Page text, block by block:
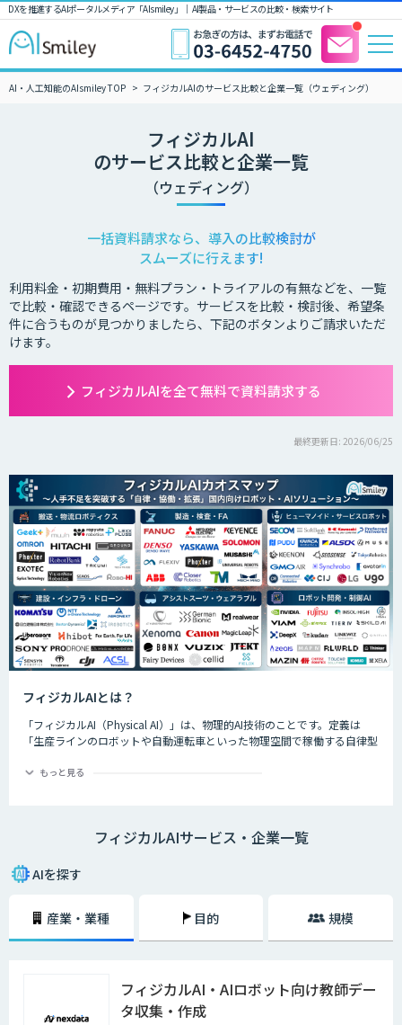
DXを推進するAIポータルメディア「AIsmiley」｜ AI製品・サービスの比較・検索サイト
AI・人工知能のAIsmiley TOP フィジカルAIのサービス比較と企業一覧（ウェディング）
フィジカルAI
のサービス比較と企業一覧
（ウェディング）
一括資料請求なら、導入の比較検討が
スムーズに行えます!
利用料金・初期費用・無料プラン・トライアルの有無などを、一覧
で比較・確認できるページです。サービスを比較・検討後、希望条
件に合うものが見つかりましたら、下記のボタンよりご請求いただ
けます。
フィジカルAIを全て無料で資料請求する
最終更新日: 2026/06/25
フィジカルAIとは？
「フィジカルAI（Physical AI）」は、物理的AI技術のことです。定義は
「生産ラインのロボットや自動運転車といった物理空間で稼働する自律型
術」です。
もっと見る
フィジカルAIサービス・企業一覧
AIを探す
産業・業種 目的 規模
フィジカルAI・AIロボット向け教師デー
タ収集・作成